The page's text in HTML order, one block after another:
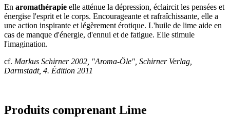
En aromathérapie elle atténue la dépression, éclaircit les pensées et
énergise l'esprit et le corps. Encourageante et rafraîchissante, elle a
une action inspirante et légèrement érotique. L'huile de lime aide en
cas de manque d'énergie, d'ennui et de fatigue. Elle stimule
l'imagination.
cf. Markus Schirner 2002, "Aroma-Öle", Schirner Verlag,
Darmstadt, 4. Édition 2011
Produits comprenant Lime